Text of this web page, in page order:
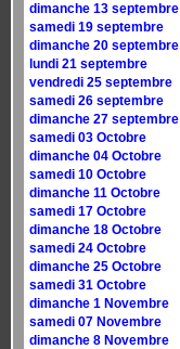
dimanche 13 septembre
samedi 19 septembre
dimanche 20 septembre
lundi 21 septembre
vendredi 25 septembre
samedi 26 septembre
dimanche 27 septembre
samedi 03 Octobre
dimanche 04 Octobre
samedi 10 Octobre
dimanche 11 Octobre
samedi 17 Octobre
dimanche 18 Octobre
samedi 24 Octobre
dimanche 25 Octobre
samedi 31 Octobre
dimanche 1 Novembre
samedi 07 Novembre
dimanche 8 Novembre